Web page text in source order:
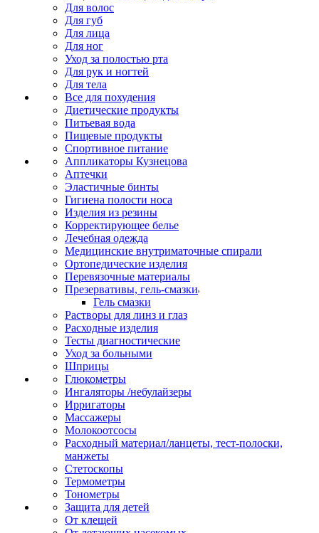
Для волос
Для губ
Для лица
Для ног
Уход за полостью рта
Для рук и ногтей
Для тела
Все для похудения
Диетические продукты
Питьевая вода
Пищевые продукты
Спортивное питание
Аппликаторы Кузнецова
Аптечки
Эластичные бинты
Гигиена полости носа
Изделия из резины
Корректирующее белье
Лечебная одежда
Медицинские внутриматочные спирали
Ортопедические изделия
Перевязочные материалы
Презервативы, гель-смазки
Гель смазки
Растворы для линз и глаз
Расходные изделия
Тесты диагностические
Уход за больными
Шприцы
Глюкометры
Ингаляторы /небулайзеры
Ирригаторы
Массажеры
Молокоотсосы
Расходный материал/ланцеты, тест-полоски,
манжеты
Стетоскопы
Термометры
Тонометры
Защита для детей
От клещей